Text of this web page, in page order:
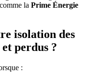
la Prime Énergie
isolation des
perdus ?
: